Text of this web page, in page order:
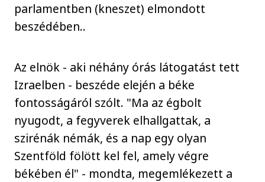
parlamentben (kneszet) elmondott
beszédében..
Az elnök - aki néhány órás látogatást tett
Izraelben - beszéde elején a béke
fontosságáról szólt. "Ma az égbolt
nyugodt, a fegyverek elhallgattak, a
szirénák némák, és a nap egy olyan
Szentföld fölött kel fel, amely végre
békében él" - mondta, megemlékezett a